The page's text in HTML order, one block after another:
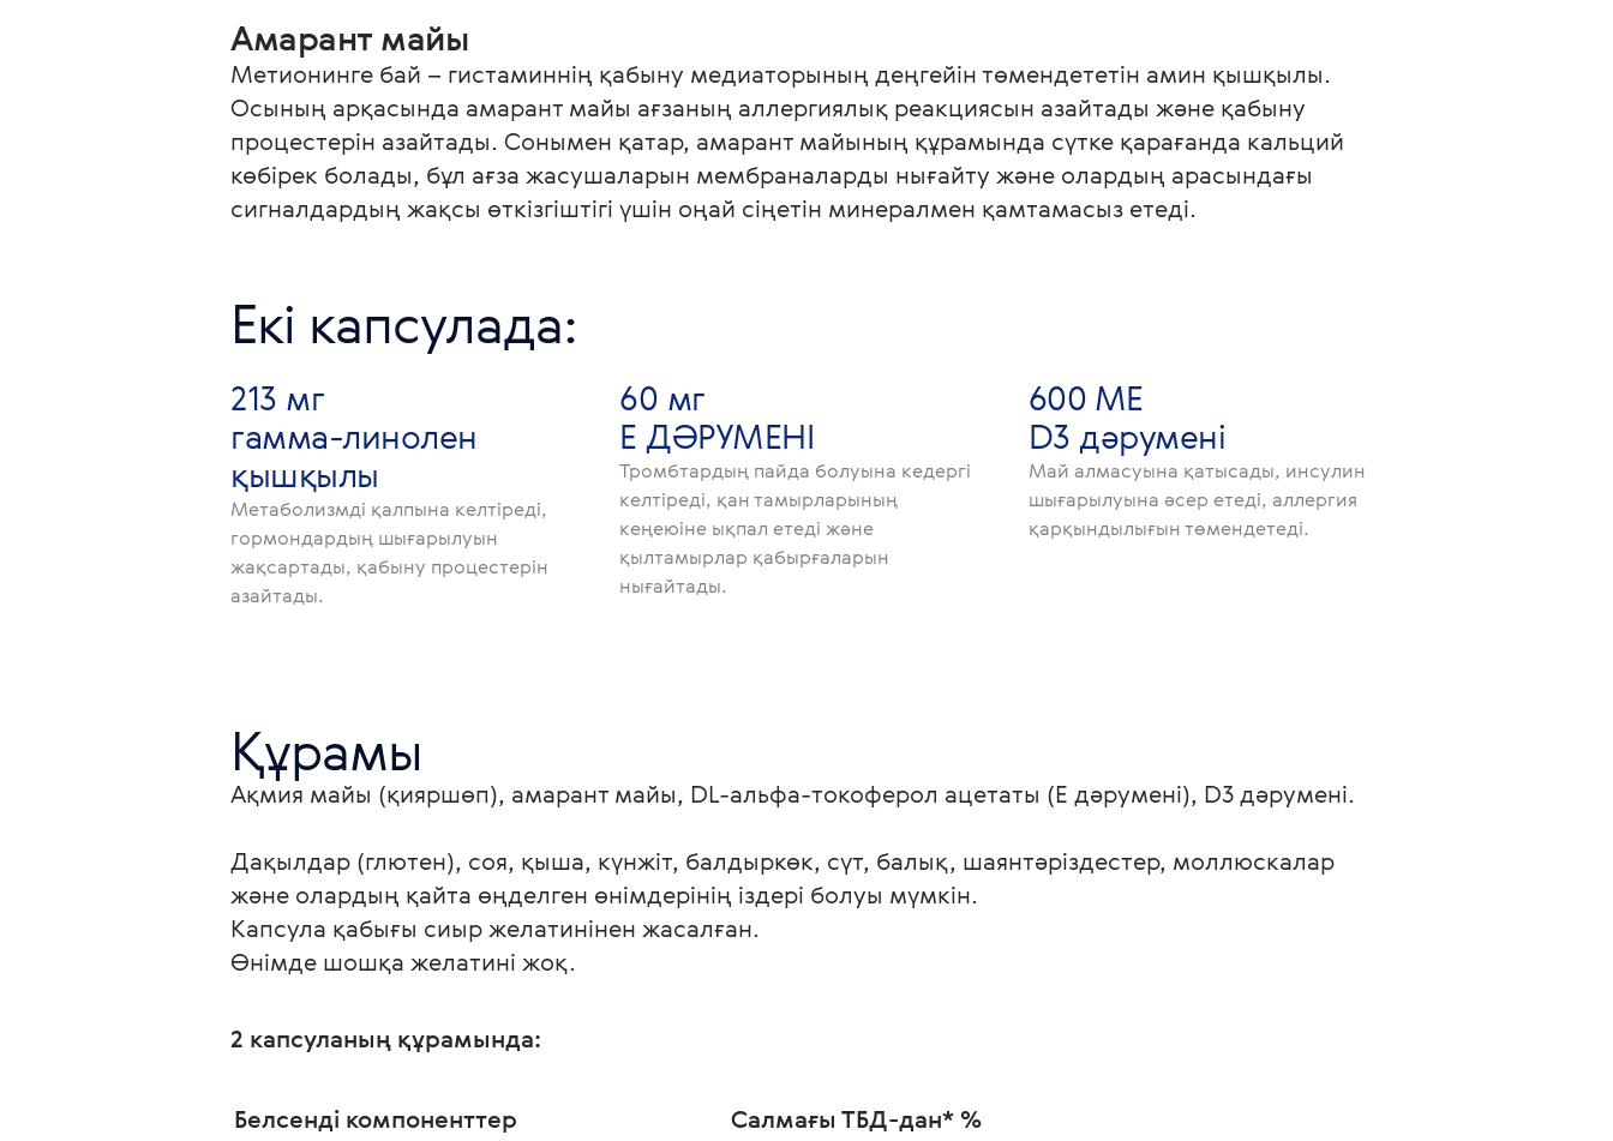
Амарант майы
Метионинге бай – гистаминнің қабыну медиаторының деңгейін төмендететін амин қышқылы.
Осының арқасында амарант майы ағзаның аллергиялық реакциясын азайтады және қабыну
процестерін азайтады. Сонымен қатар, амарант майының құрамында сүтке қарағанда кальций
көбірек болады, бұл ағза жасушаларын мембраналарды нығайту және олардың арасындағы
Екі капсулада:
213 мг
гамма-линолен
қышқылы
Метаболизмді қалпына келтіреді,
гормондардың шығарылуын
жақсартады, қабыну процестерін
азайтады.
60 мг
Е ДӘРУМЕНІ
Тромбтардың пайда болуына кедергі
келтіреді, қан тамырларының
кеңеюіне ықпал етеді және
қылтамырлар қабырғаларын
нығайтады.
600 МЕ
D3 дәрумені
Май алмасуына қатысады, инсулин
шығарылуына әсер етеді, аллергия
қарқындылығын төмендетеді.
Құрамы
Ақмия майы (қияршөп), амарант майы, DL-альфа-токоферол ацетаты (Е дәрумені), D3 дәрумені.
Дақылдар (глютен), соя, қыша, күнжіт, балдыркөк, сүт, балық, шаянтәріздестер, моллюскалар
және олардың қайта өңделген өнімдерінің іздері болуы мүмкін.
Капсула қабығы сиыр желатинінен жасалған.
Өнімде шошқа желатині жоқ.
2 капсуланың құрамында:
Белсенді компоненттер Салмағы ТБД-дан* %